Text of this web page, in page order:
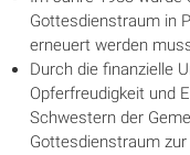
Gottesdienstraum in
erneuert werden
Durch die finanzielle
Opferfreudigkeit und
Schwestern der
Gottesdienstraum